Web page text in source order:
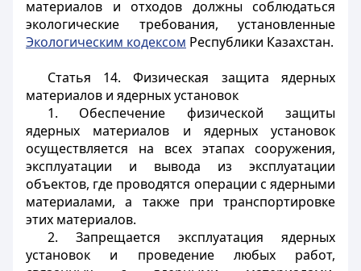
материалов и отходов должны соблюдаться
экологические требования, установленные
Экологическим кодексом Республики Казахстан.
Статья 14. Физическая защита ядерных
материалов и ядерных установок
1. Обеспечение физической защиты
ядерных материалов и ядерных установок
осуществляется на всех этапах сооружения,
эксплуатации и вывода из эксплуатации
объектов, где проводятся операции с ядерными
материалами, а также при транспортировке
этих материалов.
2. Запрещается эксплуатация ядерных
установок и проведение любых работ,